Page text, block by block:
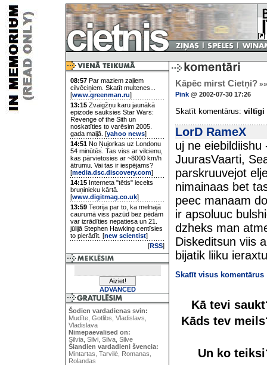
08:57 Par maziem zaļiem
cilvēciņiem. Skatīt multenes...
[www.greenman.ru]
13:15 Zvaigžņu karu jaunākā
epizode sauksies Star Wars:
Revenge of the Sith un
noskatīties to varēsim 2005.
gada maijā. [yahoo news]
14:51 No Ņujorkas uz Londonu
54 minūtēs. Tas viss ar vilcienu,
kas pārvietosies ar ~8000 km/h
ātrumu. Vai tas ir iespējams?
[media.dsc.discovery.com]
14:15 Interneta "tētis" iecelts
bruņinieku kārtā.
[www.digitmag.co.uk]
13:59 Teorija par to, ka melnajā
caurumā viss pazūd bez pēdām
var izrādīties nepatiesa un 21.
jūlijā Stephen Hawking centīsies
to pierādīt. [new scientist]
[RSS]
ADVANCED
Šodien vardadienas svin:
Mudīte, Gotlibs, Vladislavs,
Vladislava
Nimepaevalised on:
Silvia, Silvi, Silva, Silve
Šiandien vardadieni švencia:
Mintartas, Tarvilė, Romanas,
Rolandas
Kāpēc mirst Cietņi? »»
Pink @ 2002-07-30 17:26
Skatīt komentārus: viltīgi
LorD RameX
uj ne
JuurasVaarti,
parskruuvejot
nimainaas bet
peec manaam
ir apsoluuc
dzheks man
Diskeditsun viis
bijatik liiku
Skatīt visus komentārus
Kā tevi
Kāds tev
Un ko